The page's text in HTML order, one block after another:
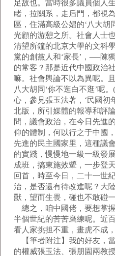
足故也。當時很多議員個人
睹，拉關系，走后門，都視
區，住滿高級公娼的‘八大胡
光顧的游憩之所。社會人士
清望所鐘的北京大學的文科
黨的創黨人和‘家長’，──陳
的常客？那是近代中國政治
嘛。社會輿論不以為異呢。
八大胡同‘你不逛白不逛’呢
心，參見張玉法著，‘民國初
北版，所引媒體的報導和評
問，議會政治，在今日先進
仰的體制，何以行之于中國
先進的民主國家里，這種議
的實踐，慢慢地一級一級發
成班，搞東施效顰，一步登
回首，時至今日，二十一世
治，是否還有待改進呢？大
獸，望而生畏，碰也不敢碰一
總之，咱中國佬，要想掌
半個世紀的苦苦磨練呢。近
看人家挑担不重，畫虎不成
【筆者附注】我的好友，
的權威張玉法、張朋園兩教